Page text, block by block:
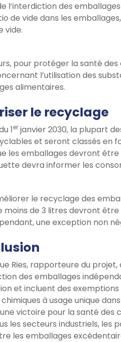
l’interdiction des
de vide dans les
vide.
pour protéger la santé
l’utilisation des
alimentaires.
le recyclage
1er janvier 2030, la plupart
et seront classés en
les emballages devront être
devra informer les
le recyclage des
moins de 3 litres devront
une exception non
Ries, rapporteure du projet,
des emballages
et incluent des
à usage unique
victoire pour la santé des
les secteurs industriels, les
les emballages